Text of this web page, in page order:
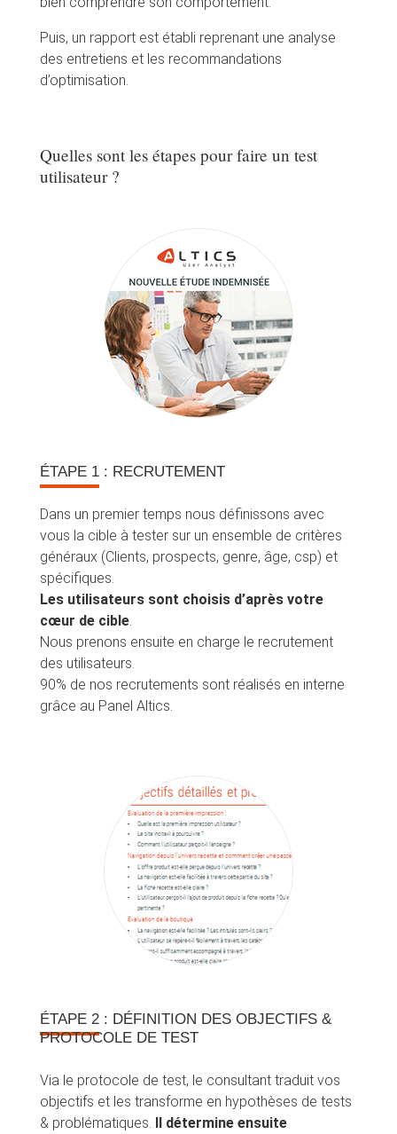
Puis, un rapport est établi reprenant une analyse
des entretiens et les recommandations
d’optimisation.
Quelles sont les étapes pour faire un test
utilisateur ?
ÉTAPE 1: RECRUTEMENT
Dans un premier temps nous définissons avec
vous la cible à tester sur un ensemble de critères
généraux (Clients, prospects, genre, âge, csp) et
spécifiques.
Les utilisateurs sont choisis d’après votre
cœur de cible.
Nous prenons ensuite en charge le recrutement
des utilisateurs.
90% de nos recrutements sont réalisés en interne
grâce au Panel Altics.
ÉTAPE 2: DÉFINITION DES OBJECTIFS &
PROTOCOLE DE TEST
Via le protocole de test, le consultant traduit vos
objectifs et les transforme en hypothèses de tests
& problématiques. Il détermine ensuite